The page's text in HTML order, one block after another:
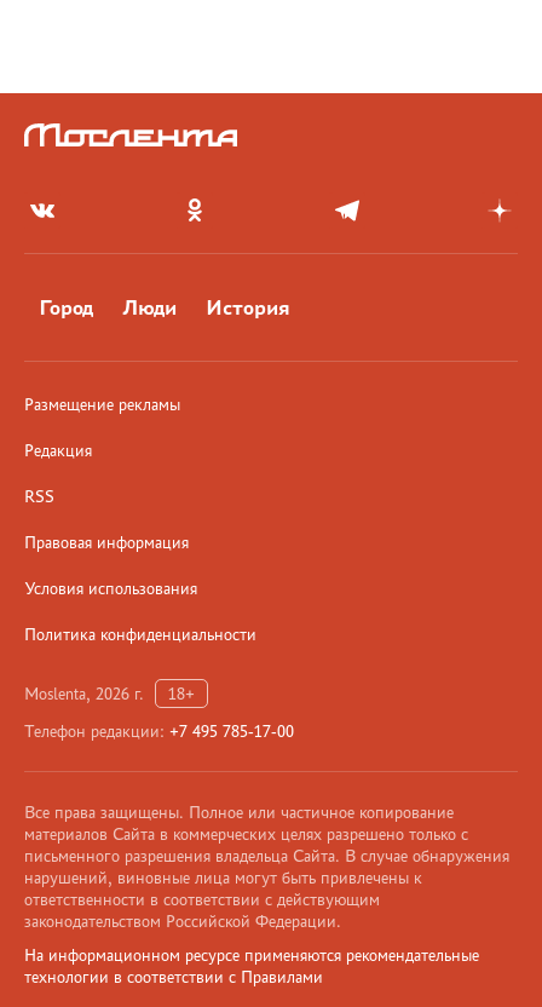
Город Люди История
Размещение рекламы
Редакция
RSS
Правовая информация
Условия использования
Политика конфиденциальности
Moslenta, 2026 г.
18+
Телефон редакции: +7 495 785-17-00
Все права защищены. Полное или частичное копирование
материалов Сайта в коммерческих целях разрешено только с
письменного разрешения владельца Сайта. В случае обнаружения
нарушений, виновные лица могут быть привлечены к
ответственности в соответствии с действующим
законодательством Российской Федерации.
На информационном ресурсе применяются рекомендательные
технологии в соответствии с Правилами